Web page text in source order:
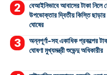
বেআইনিভাবে আবাসের টাকা নিলে
উপভোক্তার দ্বিতীয় কিস্তি ছাড়ার
ঘোষের
অন্নপূর্ণা-সহ একাধিক প্রকল্পের
ঘোষণা মুখ্যমন্ত্রী শুভেন্দু অধিকারীর